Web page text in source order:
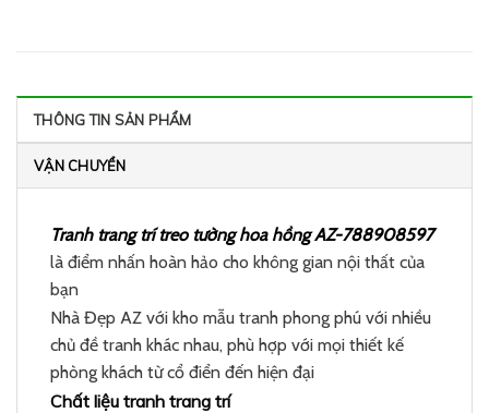
THÔNG TIN SẢN PHẨM
VẬN CHUYỂN
Tranh trang trí treo tường hoa hồng AZ-788908597
là điểm nhấn hoàn hảo cho không gian nội thất của
bạn
Nhà Đẹp AZ với kho mẫu tranh phong phú với nhiều
chủ đề tranh khác nhau, phù hợp với mọi thiết kế
phòng khách từ cổ điển đến hiện đại
Chất liệu tranh trang trí